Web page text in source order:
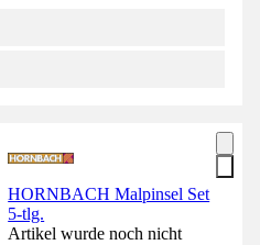
HORNBACH Malpinsel Set
5-tlg.
Artikel wurde noch nicht